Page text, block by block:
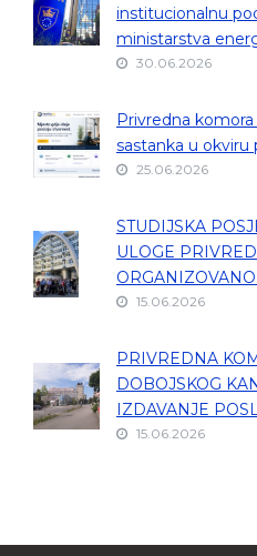
institucionalnu
ministarstva
30.06.2026
Privredna
sastanka u okviru
25.06.2026
STUDIJSKA
ULOGE
15.06.2026
PRIVREDNA
DOBOJSKOG
IZDAVANJE
15.06.2026